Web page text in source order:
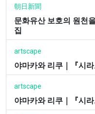
朝日新聞
문화유산 보호의 원천
집
artscape
야마카와 리쿠｜『시
artscape
야마카와 리쿠｜『시